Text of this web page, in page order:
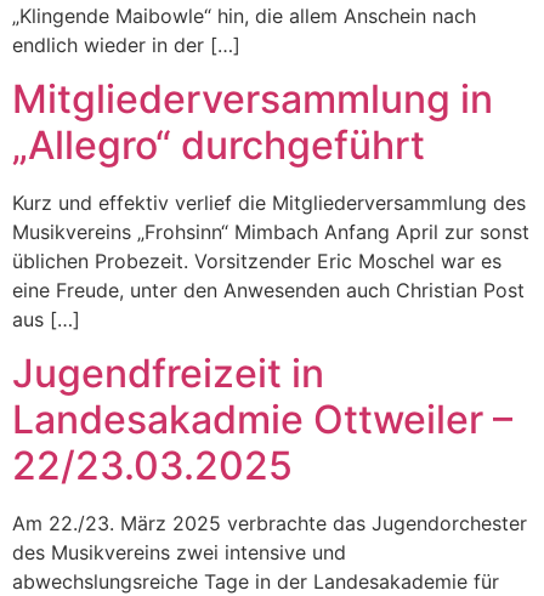
„Klingende Maibowle“ hin, die allem Anschein nach
endlich wieder in der […]
Mitgliederversammlung in
„Allegro“ durchgeführt
Kurz und effektiv verlief die Mitgliederversammlung des
Musikvereins „Frohsinn“ Mimbach Anfang April zur sonst
üblichen Probezeit. Vorsitzender Eric Moschel war es
eine Freude, unter den Anwesenden auch Christian Post
aus […]
Jugendfreizeit in
Landesakadmie Ottweiler –
22/23.03.2025
Am 22./23. März 2025 verbrachte das Jugendorchester
des Musikvereins zwei intensive und
abwechslungsreiche Tage in der Landesakademie für